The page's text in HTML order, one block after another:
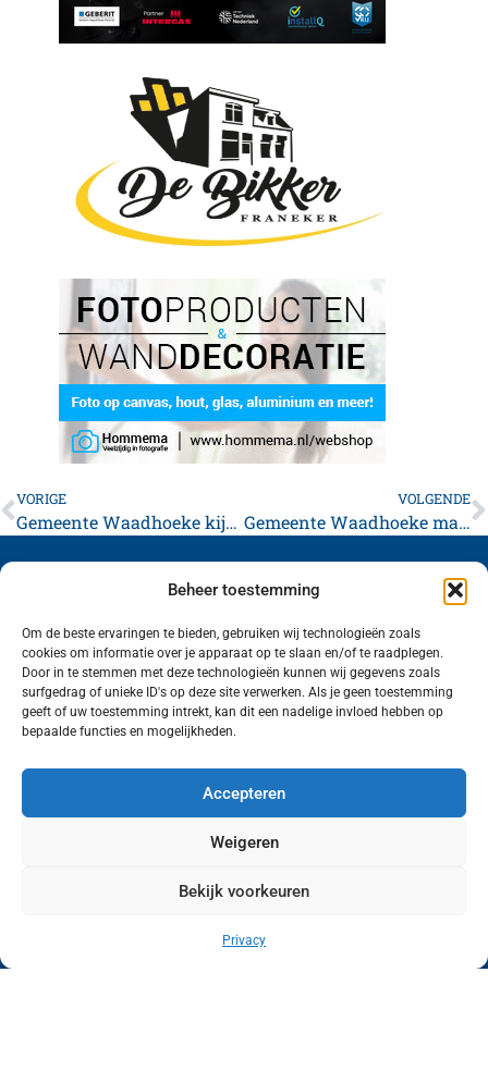
Beheer toestemming
Om de beste ervaringen te bieden, gebruiken wij technologieën zoals
cookies om informatie over je apparaat op te slaan en/of te raadplegen.
Door in te stemmen met deze technologieën kunnen wij gegevens zoals
surfgedrag of unieke ID's op deze site verwerken. Als je geen toestemming
geeft of uw toestemming intrekt, kan dit een nadelige invloed hebben op
bepaalde functies en mogelijkheden.
Accepteren
Weigeren
Bekijk voorkeuren
Privacy
VORIGE
Gemeente Waadhoeke kijkt terug op een rustige jaarwisseling met aandachtspunten
VOLGENDE
Gemeente Waadhoeke maakt werk van sociaaleconomisch beleid
Volg ons (hierboven) op social media!
Wij van FranekerActueel.nl verzorgen het nieuws